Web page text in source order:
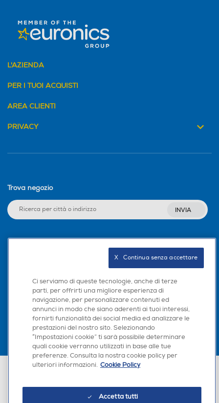
L'AZIENDA
PER I TUOI ACQUISTI
AREA CLIENTI
PRIVACY
Trova negozio
INVIA
Scarica la nostra app
Euronics Italia SpA. Sede legale Via Montefeltro, 6/a 20156 Milano
Ci serviamo di queste tecnologie, anche di terze
parti, per offrirti una migliore esperienza di
navigazione, per personalizzare contenuti ed
annunci in modo che siano aderenti ai tuoi interessi,
fornirti funzionalità dei social media ed analizzare le
prestazioni del nostro sito. Selezionando
“Impostazioni cookie” ti sarà possibile determinare
quali cookie verranno utilizzati in base alle tue
preferenze. Consulta la nostra cookie policy per
ulteriori informazioni. Cookie Policy
Accetta tutti
X   Continua senza accettare